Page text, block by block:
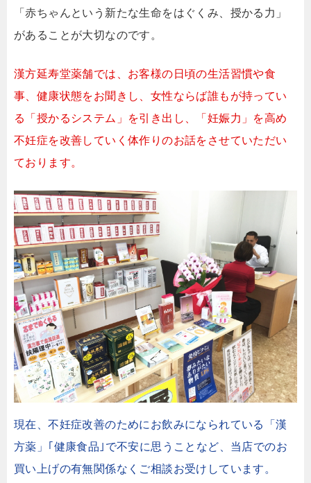
「赤ちゃんという新たな生命をはぐくみ、授かる力」
があることが大切なのです。
漢方延寿堂薬舗では、お客様の日頃の生活習慣や食
事、健康状態をお聞きし、女性ならば誰もが持ってい
る「授かるシステム」を引き出し、「妊娠力」を高め
不妊症を改善していく体作りのお話をさせていただい
ております。
現在、不妊症改善のためにお飲みになられている「漢
方薬」｢健康食品｣で不安に思うことなど、当店でのお
買い上げの有無関係なくご相談お受けしています。